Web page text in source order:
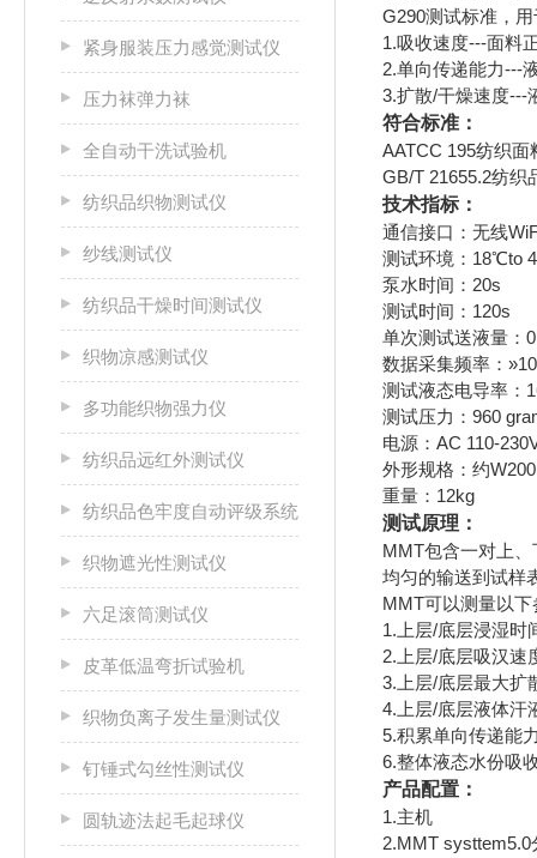
紧身服装压力感觉测试仪
压力袜弹力袜
全自动干洗试验机
纺织品织物测试仪
纱线测试仪
纺织品干燥时间测试仪
织物凉感测试仪
多功能织物强力仪
纺织品远红外测试仪
纺织品色牢度自动评级系统
织物遮光性测试仪
六足滚筒测试仪
皮革低温弯折试验机
织物负离子发生量测试仪
钉锤式勾丝性测试仪
圆轨迹法起毛起球仪
G290测试标准，
1.吸收速度---面料
2.单向传递能力---
3.扩散/干燥速度---
符合标准：
AATCC 195纺织
GB/T 21655.2纺织
技术指标：
通信接口：无线
测试环境：18℃to
泵水时间：20s
测试时间：120s
单次测试送液量：
数据采集频率：
测试液态电导率：
测试压力：960
电源：AC 110-
外形规格：约
重量：12kg
测试原理：
MMT包含一对上
均匀的输送到试样
MMT可以测量以下
1.上层/底层浸湿时
2.上层/底层吸汉速
3.上层/底层最大扩
4.上层/底层液体汗
5.积累单向传递能
6.整体液态水份吸
产品配置：
1.主机
2.MMT systtem5.0